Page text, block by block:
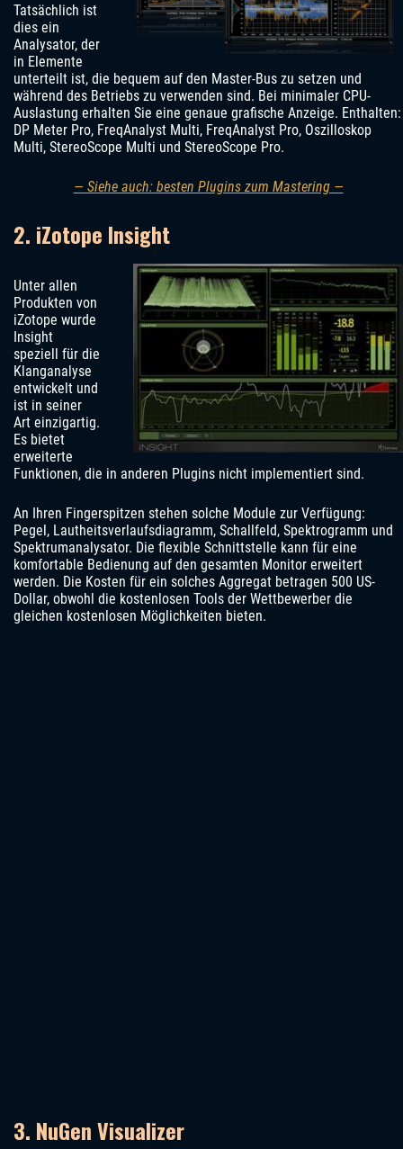
Tatsächlich ist
dies ein
Analysator, der
in Elemente
unterteilt ist, die bequem auf den Master-Bus zu setzen und
während des Betriebs zu verwenden sind. Bei minimaler CPU-
Auslastung erhalten Sie eine genaue grafische Anzeige. Enthalten:
DP Meter Pro, FreqAnalyst Multi, FreqAnalyst Pro, Oszilloskop
Multi, StereoScope Multi und StereoScope Pro.
— Siehe auch: besten Plugins zum Mastering —
2. iZotope Insight
Unter allen
Produkten von
iZotope wurde
Insight
speziell für die
Klanganalyse
entwickelt und
ist in seiner
Art einzigartig.
Es bietet
erweiterte
Funktionen, die in anderen Plugins nicht implementiert sind.
An Ihren Fingerspitzen stehen solche Module zur Verfügung:
Pegel, Lautheitsverlaufsdiagramm, Schallfeld, Spektrogramm und
Spektrumanalysator. Die flexible Schnittstelle kann für eine
komfortable Bedienung auf den gesamten Monitor erweitert
werden. Die Kosten für ein solches Aggregat betragen 500 US-
Dollar, obwohl die kostenlosen Tools der Wettbewerber die
gleichen kostenlosen Möglichkeiten bieten.
3. NuGen Visualizer